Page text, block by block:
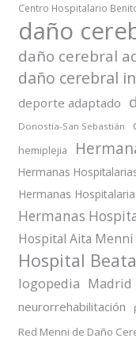
Centro Hospitalario
daño
daño cerebral
daño cerebral
deporte adaptado
Donostia-San Sebastián
hemiplejia
Hermanas
Hermanas
Hermanas
Hospital Aita Menni
Hospital
logopedia Madrid
neurorrehabilitación
Red Menni de Daño